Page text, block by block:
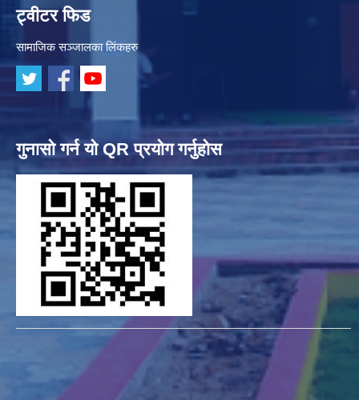
ट्वीटर फिड
सामाजिक सञ्जालका लिंकहरु
गुनासो गर्न यो QR प्रयोग गर्नुहोस